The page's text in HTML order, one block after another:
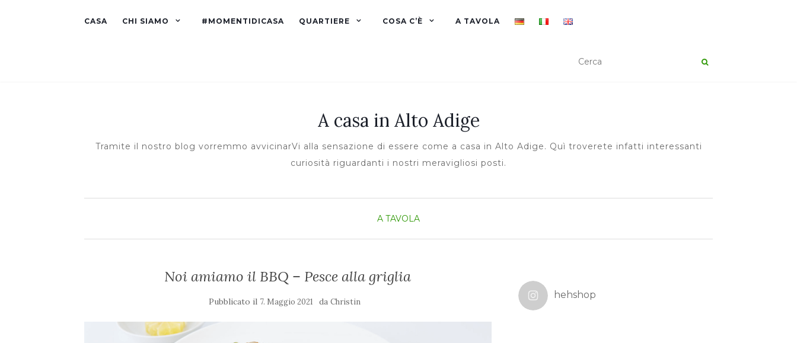
CASA CHI SIAMO #MOMENTIDICASA QUARTIERE COSA C’È A TAVOLA
A casa in Alto Adige
Tramite il nostro blog vorremmo avvicinarVi alla sensazione di essere come a casa in Alto Adige. Quì troverete infatti interessanti
curiosità riguardanti i nostri meravigliosi posti.
A TAVOLA
Noi amiamo il BBQ – Pesce alla griglia
Pubblicato il 7. Maggio 2021 daChristin
hehshop